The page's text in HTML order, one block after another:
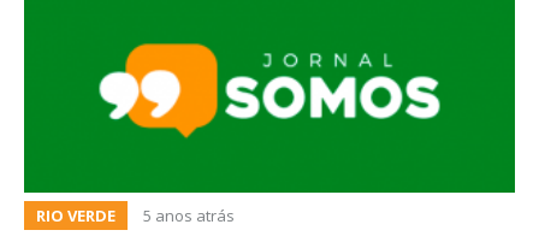
RIO VERDE 5 anos atrás